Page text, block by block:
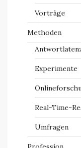
Vorträge
Methoden
Experimente
Real-Time-
Umfragen